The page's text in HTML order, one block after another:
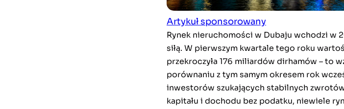
Artykuł sponsorowany
Rynek nieruchomości w Dubaju wchodzi w
siłą. W pierwszym kwartale tego roku
przekroczyła 176 miliardów dirhamów – to
porównaniu z tym samym okresem rok
inwestorów szukających stabilnych
kapitału i dochodu bez podatku, niewiele